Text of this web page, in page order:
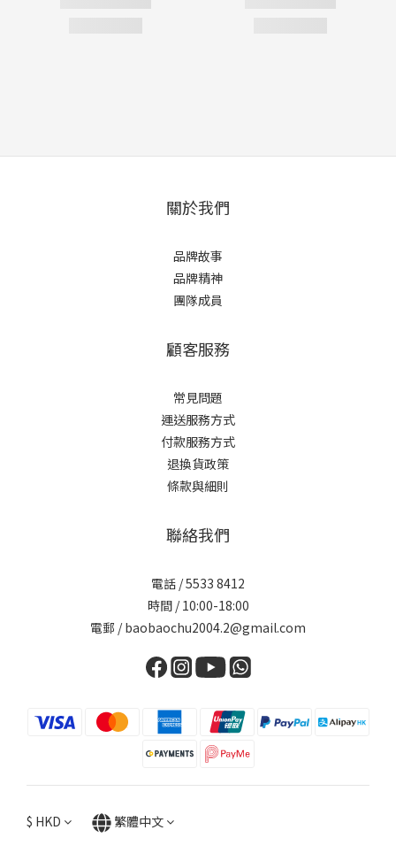
關於我們
品牌故事
品牌精神
團隊成員
顧客服務
常見問題
運送服務方式
付款服務方式
退換貨政策
條款與細則
聯絡我們
電話 / 5533 8412
時間 / 10:00-18:00
電郵 / baobaochu2004.2@gmail.com
$ HKD 繁體中文